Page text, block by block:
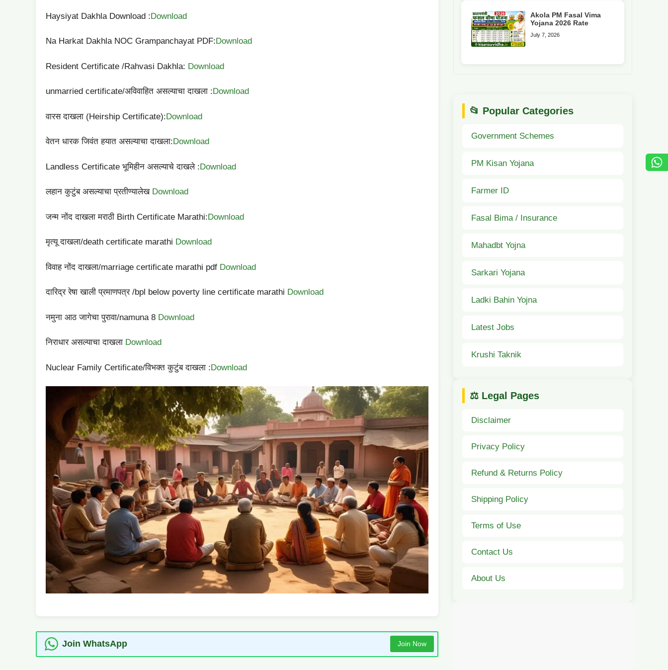
Haysiyat Dakhla Download :Download
Na Harkat Dakhla NOC Grampanchayat PDF: Download
Resident Certificate /Rahvasi Dakhla: Download
unmarried certificate/अविवाहित असल्याचा दाखला : Download
वारस दाखला (Heirship Certificate):Download
वेतन धारक जिवंत हयात असल्याचा दाखला: Download
Landless Certificate भूमिहीन असल्याचे दाखले :Download
लहान कुटुंब असल्याचा प्रतीण्यालेख Download
जन्म नोंद दाखला मराठी Birth Certificate Marathi:Download
मृत्यू दाखला/death certificate marathi Download
विवाह नोंद दाखला/marriage certificate marathi pdf Download
दारिद्र रेषा खाली प्रमाणपत्र /bpl below poverty line certificate marathi Download
नमुना आठ जागेचा पुरावा/namuna 8 Download
निराधार असल्याचा दाखला Download
Nuclear Family Certificate/विभक्त कुटुंब दाखला :Download
Join WhatsApp Join Now
Akola PM Fasal Vima
Yojana 2026 Rate
July 7, 2026
📂 Popular Categories
Government Schemes
PM Kisan Yojana
Farmer ID
Fasal Bima / Insurance
Mahadbt Yojna
Sarkari Yojana
Ladki Bahin Yojna
Latest Jobs
Krushi Taknik
⚖️ Legal Pages
Disclaimer
Privacy Policy
Refund & Returns Policy
Shipping Policy
Terms of Use
Contact Us
About Us